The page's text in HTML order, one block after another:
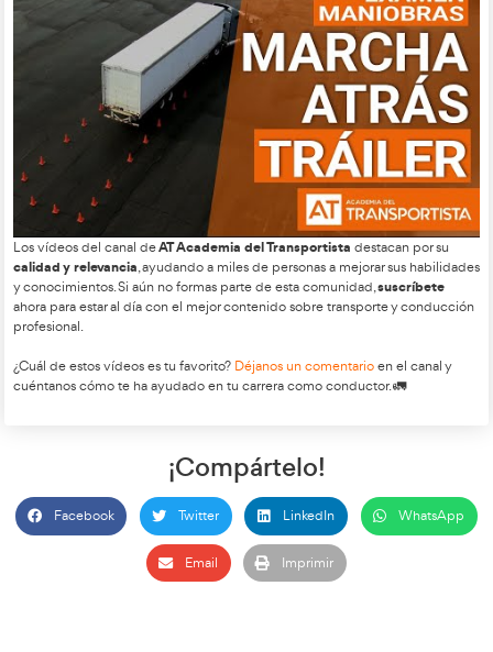
Pesados: Batería, Fusibles
en un Camión o Autobús
Un contenido técnico que aborda el mantenimiento y
problemas en el sistema eléctrico de vehículos pesados,
buscada por conductores y mecánicos.